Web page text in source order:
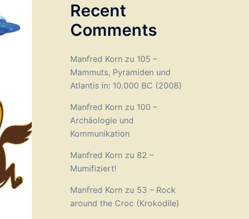
Recent
Comments
Manfred Korn zu 105 –
Mammuts, Pyramiden und
Atlantis in: 10.000 BC (2008)
Manfred Korn zu 100 –
Archäologie und
Kommunikation
Manfred Korn zu 82 –
Mumifiziert!
Manfred Korn zu 53 – Rock
around the Croc (Krokodile)